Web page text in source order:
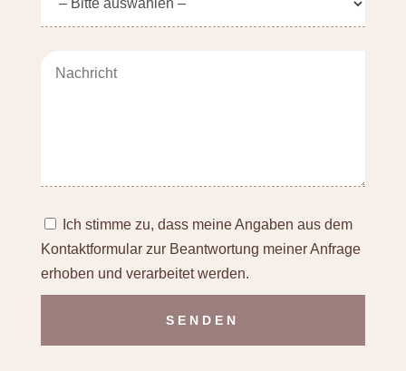
Ich stimme zu, dass meine Angaben aus dem
Kontaktformular zur Beantwortung meiner Anfrage
erhoben und verarbeitet werden.